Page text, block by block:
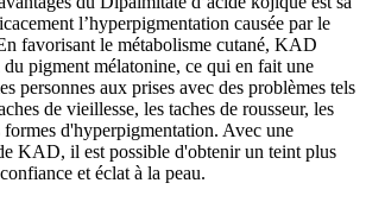
l’hyperpigmentation causée par le
favorisant le métabolisme cutané, KAD
pigment mélatonine, ce qui en fait une
personnes aux prises avec des problèmes tels
de vieillesse, les taches de rousseur, les
formes d'hyperpigmentation. Avec une
KAD, il est possible d'obtenir un teint plus
et éclat à la peau.